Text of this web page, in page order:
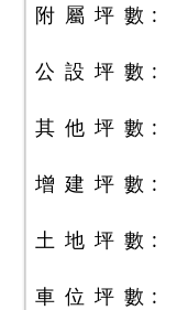
附 屬 坪 數
公 設 坪 數
其 他 坪 數
增 建 坪 數
土 地 坪 數
車 位 坪 數